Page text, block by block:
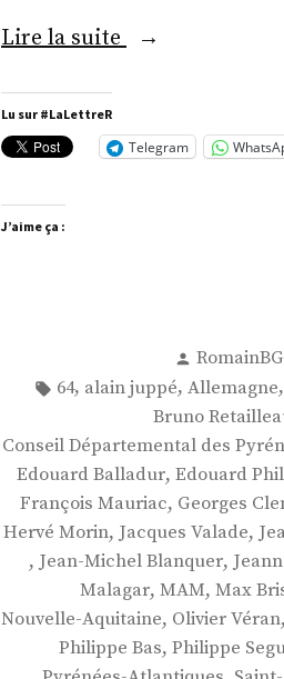
Lire la suite « M.
Lu sur #LaLettreR
Telegram
J’aime ça :
Publié
par
Étiquettes :
64, alain juppé, Allemagne,
Bruno
Conseil Départemental des
Edouard Balladur, Edouard
François Mauriac, Georges
Hervé Morin, Jacques Valade,
, Jean-Michel Blanquer,
Malagar, MAM, Max
Nouvelle-Aquitaine, Olivier Véran,
Philippe Bas, Philippe